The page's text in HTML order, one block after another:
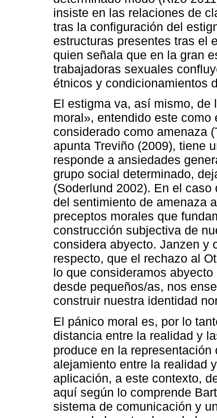
insiste en las relaciones de
tras la configuración del
estructuras presentes tras el
quien señala que en la gran
trabajadoras sexuales
étnicos y condicionamientos
El estigma va, así mismo, de
moral», entendido este
considerado como amenaza
apunta Treviño (2009), tiene
responde a ansiedades
grupo social determinado,
(Soderlund 2002). En el
del sentimiento de amenaza
preceptos morales que
construcción subjectiva de
considera abyecto. Janzen y
respecto, que el rechazo al
lo que consideramos
desde pequeños/as, nos
construir nuestra identidad
El pánico moral es, por lo
distancia entre la realidad y
produce en la representación
alejamiento entre la realidad
aplicación, a este contexto,
aquí según lo comprende
sistema de comunicación y